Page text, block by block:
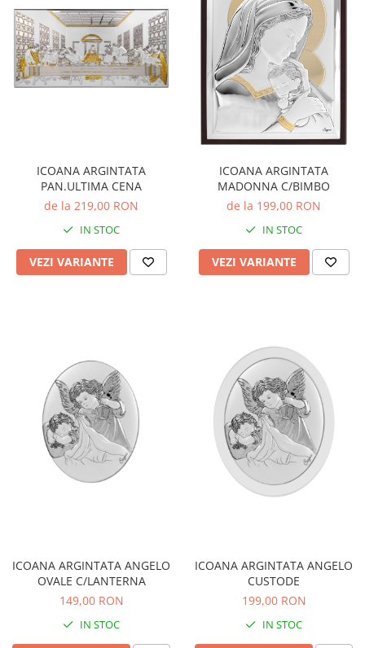
ICOANA ARGINTATA
PAN.ULTIMA CENA
de la 219,00 RON
IN STOC
VEZI VARIANTE
ICOANA ARGINTATA
MADONNA C/BIMBO
de la 199,00 RON
IN STOC
VEZI VARIANTE
ICOANA ARGINTATA ANGELO
OVALE C/LANTERNA
149,00 RON
IN STOC
ICOANA ARGINTATA ANGELO
CUSTODE
199,00 RON
IN STOC